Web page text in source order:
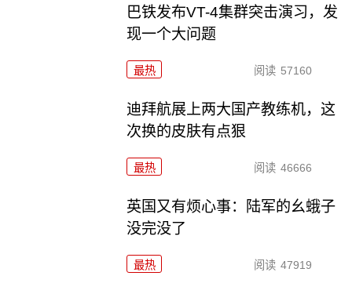
巴铁发布VT-4集群突击演习，发
现一个大问题
最热 阅读 57160
迪拜航展上两大国产教练机，这
次换的皮肤有点狠
最热 阅读 46666
英国又有烦心事：陆军的幺蛾子
没完没了
最热 阅读 47919